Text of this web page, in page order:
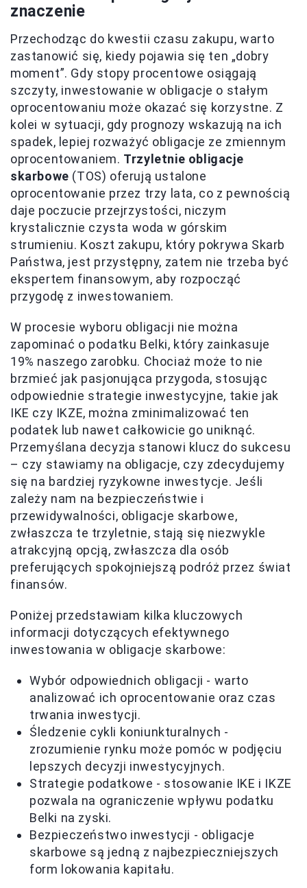
znaczenie
Przechodząc do kwestii czasu zakupu, warto
zastanowić się, kiedy pojawia się ten „dobry
moment”. Gdy stopy procentowe osiągają
szczyty, inwestowanie w obligacje o stałym
oprocentowaniu może okazać się korzystne. Z
kolei w sytuacji, gdy prognozy wskazują na ich
spadek, lepiej rozważyć obligacje ze zmiennym
oprocentowaniem. Trzyletnie obligacje
skarbowe (TOS) oferują ustalone
oprocentowanie przez trzy lata, co z pewnością
daje poczucie przejrzystości, niczym
krystalicznie czysta woda w górskim
strumieniu. Koszt zakupu, który pokrywa Skarb
Państwa, jest przystępny, zatem nie trzeba być
ekspertem finansowym, aby rozpocząć
przygodę z inwestowaniem.
W procesie wyboru obligacji nie można
zapominać o podatku Belki, który zainkasuje
19% naszego zarobku. Chociaż może to nie
brzmieć jak pasjonująca przygoda, stosując
odpowiednie strategie inwestycyjne, takie jak
IKE czy IKZE, można zminimalizować ten
podatek lub nawet całkowicie go uniknąć.
Przemyślana decyzja stanowi klucz do sukcesu
– czy stawiamy na obligacje, czy zdecydujemy
się na bardziej ryzykowne inwestycje. Jeśli
zależy nam na bezpieczeństwie i
przewidywalności, obligacje skarbowe,
zwłaszcza te trzyletnie, stają się niezwykle
atrakcyjną opcją, zwłaszcza dla osób
preferujących spokojniejszą podróż przez świat
finansów.
Poniżej przedstawiam kilka kluczowych
informacji dotyczących efektywnego
inwestowania w obligacje skarbowe:
Wybór odpowiednich obligacji - warto
analizować ich oprocentowanie oraz czas
trwania inwestycji.
Śledzenie cykli koniunkturalnych -
zrozumienie rynku może pomóc w podjęciu
lepszych decyzji inwestycyjnych.
Strategie podatkowe - stosowanie IKE i IKZE
pozwala na ograniczenie wpływu podatku
Belki na zyski.
Bezpieczeństwo inwestycji - obligacje
skarbowe są jedną z najbezpieczniejszych
form lokowania kapitału.